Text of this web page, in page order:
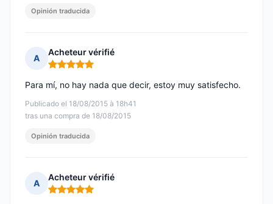
Opinión traducida
A
Acheteur vérifié
Nota: 5 de 5
Publicado el 18/08/2015 à 18h41
tras una compra de 18/08/2015
Para mí, no hay nada que decir, estoy muy satisfecho.
Opinión traducida
A
Acheteur vérifié
Nota: 5 de 5